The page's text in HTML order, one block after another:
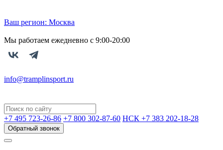
Ваш регион: Москва
Мы работаем ежедневно с 9:00-20:00
info@tramplinsport.ru
+7 495 723-26-86 +7 800 302-87-60 НСК +7 383 202-18-28
Обратный звонок